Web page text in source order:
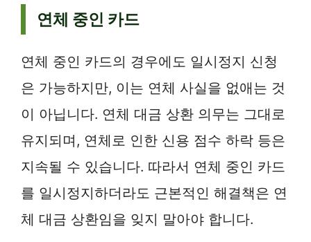
연체 중인 카드
연체 중인 카드의 경우에도 일시정지 신청
은 가능하지만, 이는 연체 사실을 없애는 것
이 아닙니다. 연체 대금 상환 의무는 그대로
유지되며, 연체로 인한 신용 점수 하락 등은
지속될 수 있습니다. 따라서 연체 중인 카드
를 일시정지하더라도 근본적인 해결책은 연
체 대금 상환임을 잊지 말아야 합니다.